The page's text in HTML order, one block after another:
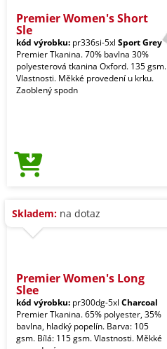
Premier Women's Short
Sle
kód výrobku: pr336si-5xl Sport Grey
Premier Tkanina. 70% bavlna 30%
polyesterová tkanina Oxford. 135 gsm.
Vlastnosti. Měkké provedení u krku.
Zaoblený spodn
Skladem: na dotaz
Premier Women's Long
Slee
kód výrobku: pr300dg-5xl Charcoal
Premier Tkanina. 65% polyester, 35%
bavlna, hladký popelín. Barva: 105
gsm. Bílá: 115 gsm. Vlastnosti. Měkké